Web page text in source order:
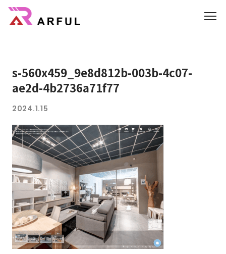
s-560x459_9e8d812b-003b-4c07-
ae2d-4b2736a71f77
2024.1.15
業界別の活用方法
AR/3D
よくあるご質問
3DCGのサイト制作はこちら
CG制作パートナー募集
会社概要
お問い合わせ